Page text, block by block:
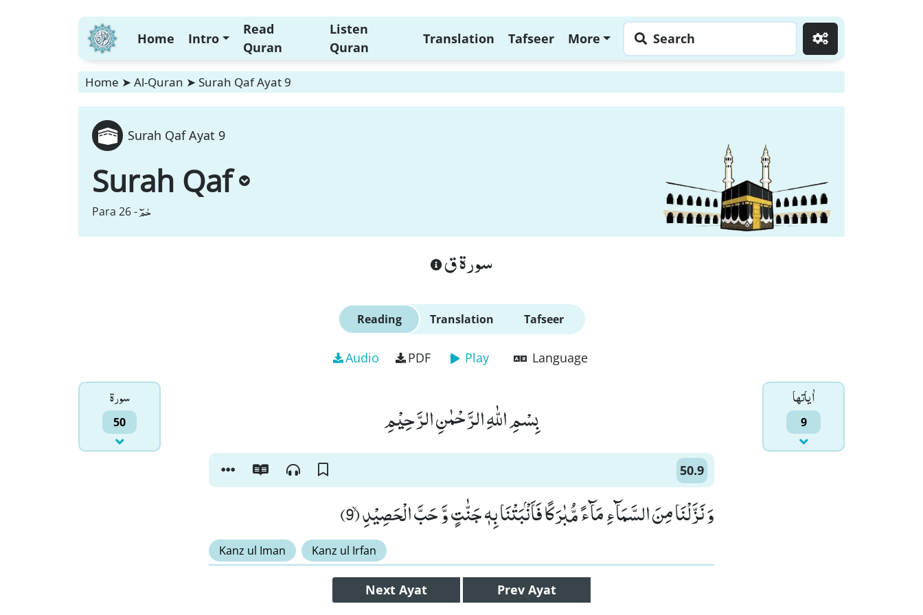
Home Intro
Read
Quran
Listen
Quran
Translation Tafseer More Search
Home ➤ Al-Quran ➤ Surah Qaf Ayat 9
Surah Qaf Ayat 9
Surah Qaf
Para 26 -حٰمٓ
سورة ق
Reading Translation Tafseer
Audio PDF Play Language
سورۃ
50
اٰياتها
9 بِسْمِ اللّٰهِ الرَّحْمٰنِ الرَّحِیْمِ
50.9
وَ نَزَّلْنَا مِنَ السَّمَآءِ مَآءً مُّبٰرَكًا فَاَنْۢبَتْنَا بِهٖ جَنّٰتٍ وَّ حَبَّ الْحَصِیْدِۙ (9)
Kanz ul Iman Kanz ul Irfan
Next Ayat Prev Ayat